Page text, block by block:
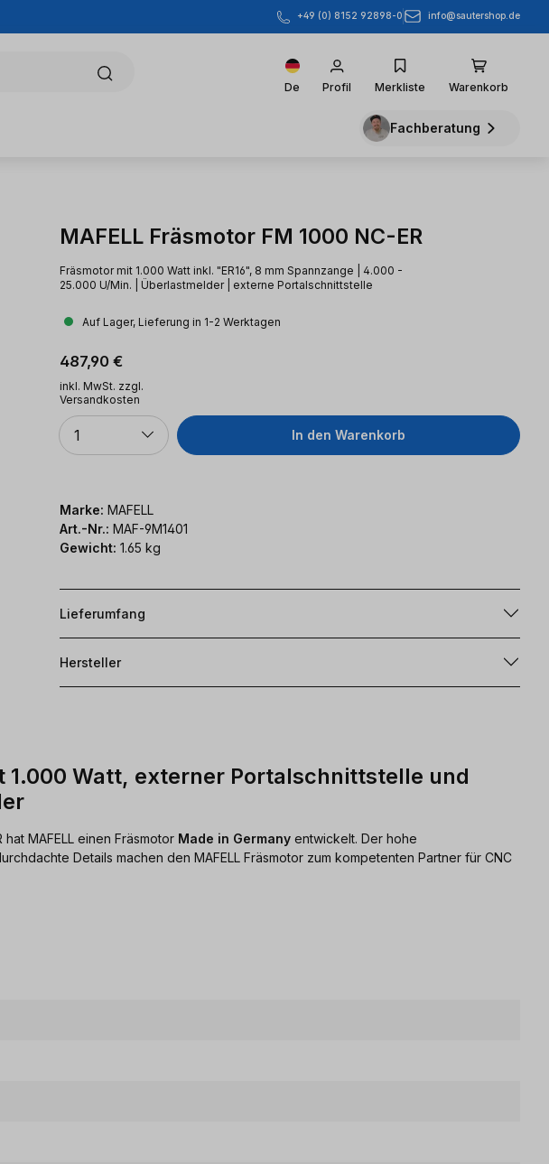
+49 (0) 8152 92898-0 info@sautershop.de
De Profil Merkliste Warenkorb
Fachberatung
MAFELL Fräsmotor FM 1000 NC-ER
Fräsmotor mit 1.000 Watt inkl. "ER16", 8 mm Spannzange | 4.000 -
25.000 U/Min. | Überlastmelder | externe Portalschnittstelle
Auf Lager, Lieferung in 1-2 Werktagen
Regulärer Preis:
487,90 €
inkl. MwSt. zzgl.
Versandkosten
Anzahl
1 In den Warenkorb
Marke: MAFELL
Art.-Nr.: MAF-9M1401
Gewicht: 1.65 kg
Lieferumfang
Hersteller
1.000 Watt, externer Portalschnittstelle und
hat MAFELL einen Fräsmotor Made in Germany entwickelt. Der hohe
Details machen den MAFELL Fräsmotor zum kompetenten Partner für CNC